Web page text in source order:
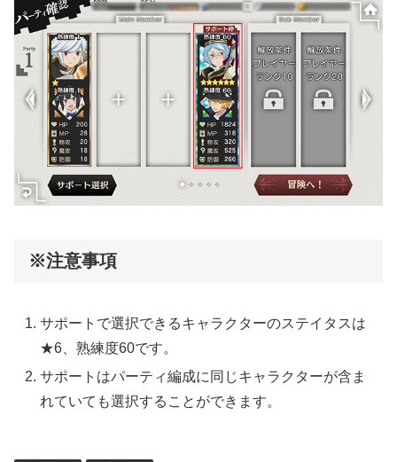
※注意事項
サポートで選択できるキャラクターのステイタスは
★6、熟練度60です。
サポートはパーティ編成に同じキャラクターが含ま
れていても選択することができます。